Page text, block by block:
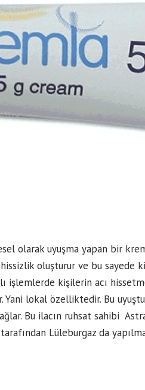
olarak uyuşma yapan bir
oluşturur ve bu sayede
işlemlerde kişilerin acı
Yani lokal özelliktedir. Bu
Bu ilacın ruhsat sahibi
Lüleburgaz da